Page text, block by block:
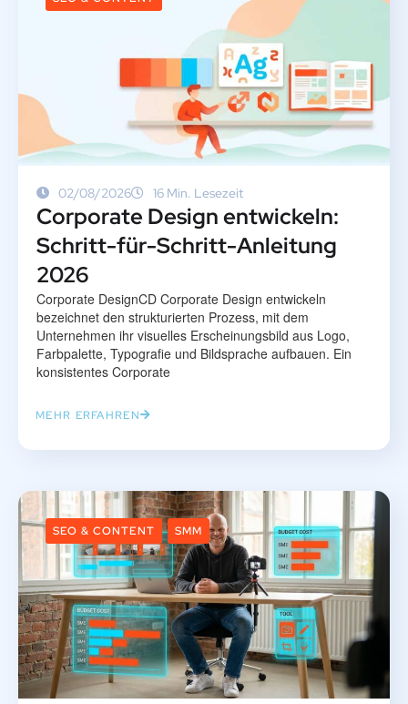
02/08/2026 16 Min. Lesezeit
Corporate Design entwickeln:
Schritt-für-Schritt-Anleitung
2026
Corporate DesignCD Corporate Design entwickeln
bezeichnet den strukturierten Prozess, mit dem
Unternehmen ihr visuelles Erscheinungsbild aus Logo,
Farbpalette, Typografie und Bildsprache aufbauen. Ein
konsistentes Corporate
MEHR ERFAHREN
SEO & CONTENT SMM